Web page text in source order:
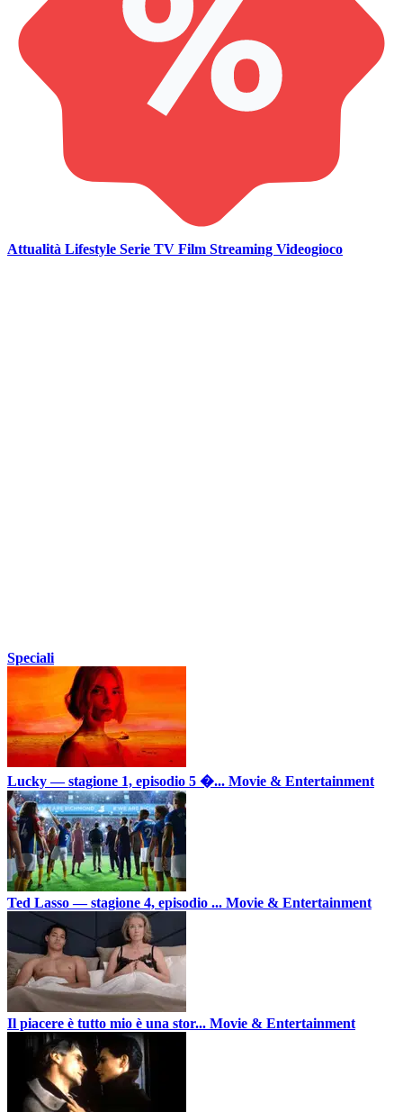
Attualità Lifestyle Serie TV Film Streaming Videogioco
Speciali
Lucky — stagione 1, episodio 5 �... Movie & Entertainment
Ted Lasso — stagione 4, episodio ... Movie & Entertainment
Il piacere è tutto mio è una stor... Movie & Entertainment